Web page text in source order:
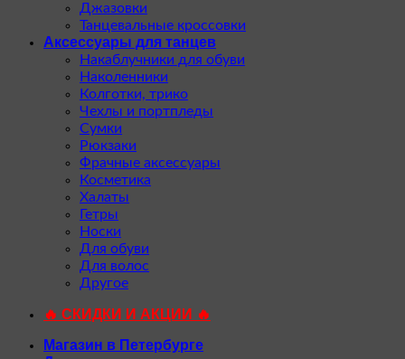
Джазовки
Танцевальные кроссовки
Аксессуары для танцев
Накаблучники для обуви
Наколенники
Колготки, трико
Чехлы и портпледы
Сумки
Рюкзаки
Фрачные аксессуары
Косметика
Халаты
Гетры
Носки
Для обуви
Для волос
Другое
🔥 СКИДКИ И АКЦИИ 🔥
Магазин в Петербурге